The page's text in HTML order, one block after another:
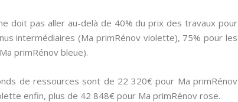
doit pas aller au-delà de 40% du prix des travaux pour
intermédiaires (Ma primRénov violette), 75% pour les
primRénov bleue).
de ressources sont de 22 320€ pour Ma primRénov
enfin, plus de 42 848€ pour Ma primRénov rose.